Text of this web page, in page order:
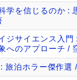
学を信じるのか :
ジサイエンス入
へのアプローチ /
旅泊ホラー傑作選